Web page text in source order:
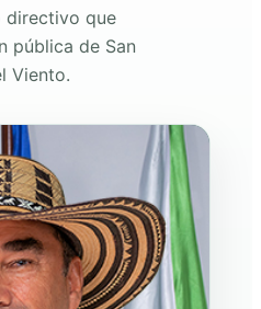
directivo que
pública de San
Viento.